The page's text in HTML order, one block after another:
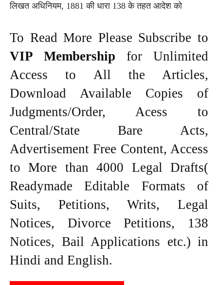
लिखत अधिनियम, 1881 की धारा 138 के तहत आदेश को
To Read More Please Subscribe to
VIP Membership for Unlimited
Access to All the Articles,
Download Available Copies of
Judgments/Order, Acess to
Central/State Bare Acts,
Advertisement Free Content, Access
to More than 4000 Legal Drafts(
Readymade Editable Formats of
Suits, Petitions, Writs, Legal
Notices, Divorce Petitions, 138
Notices, Bail Applications etc.) in
Hindi and English.